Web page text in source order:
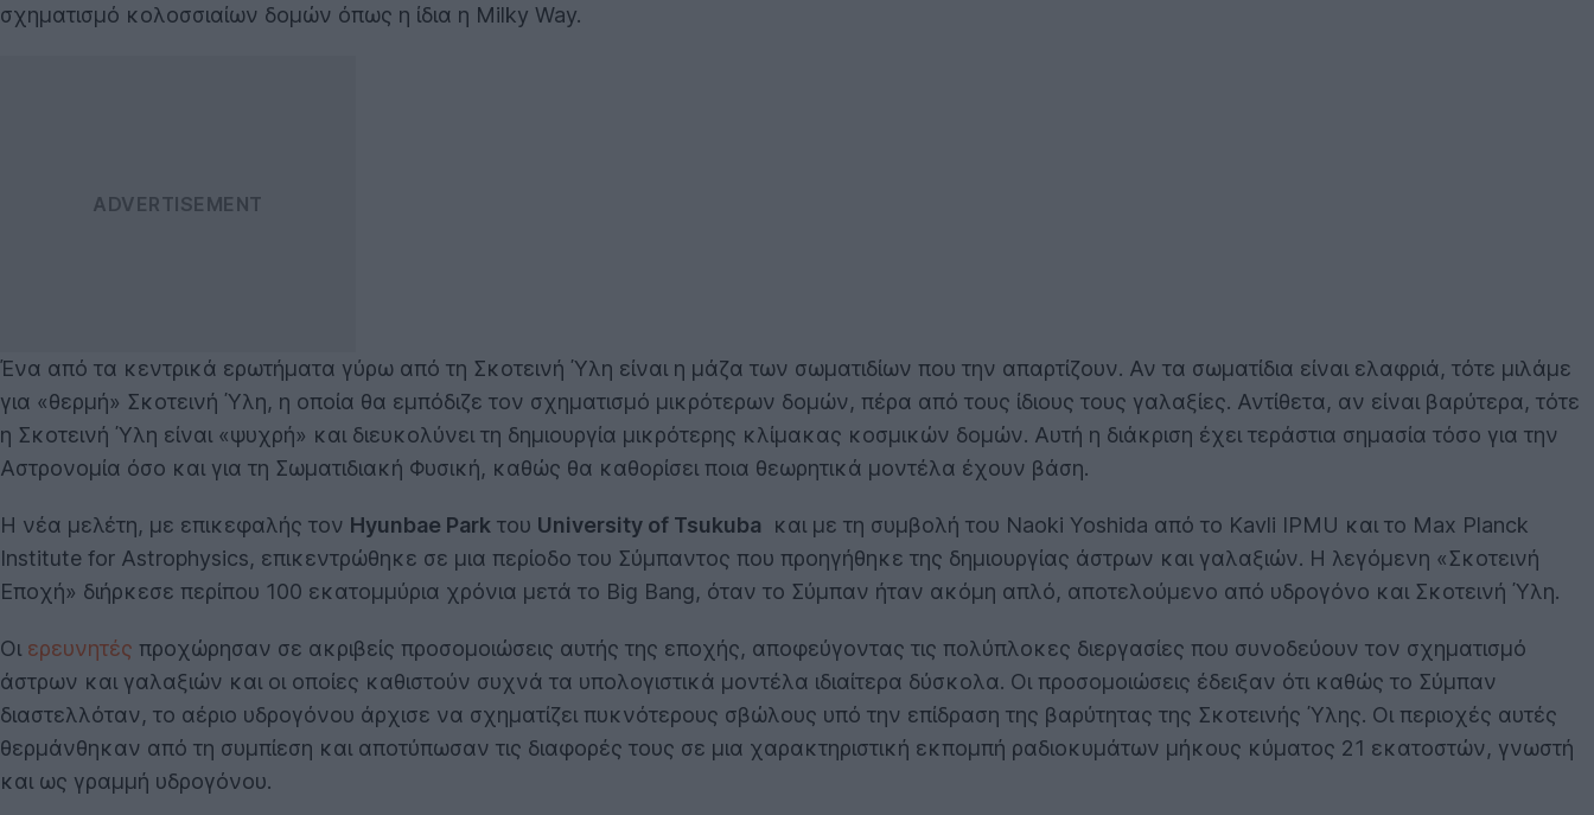
σχηματισμό κολοσσιαίων δομών όπως η ίδια η Milky Way.
Ένα από τα κεντρικά ερωτήματα γύρω από τη Σκοτεινή Ύλη είναι η μάζα των σωματιδίων που την απαρτίζουν. Αν τα σωματίδια είναι ελαφριά, τότε μιλάμε
για «θερμή» Σκοτεινή Ύλη, η οποία θα εμπόδιζε τον σχηματισμό μικρότερων δομών, πέρα από τους ίδιους τους γαλαξίες. Αντίθετα, αν είναι βαρύτερα, τότε
η Σκοτεινή Ύλη είναι «ψυχρή» και διευκολύνει τη δημιουργία μικρότερης κλίμακας κοσμικών δομών. Αυτή η διάκριση έχει τεράστια σημασία τόσο για την
Αστρονομία όσο και για τη Σωματιδιακή Φυσική, καθώς θα καθορίσει ποια θεωρητικά μοντέλα έχουν βάση.
Η νέα μελέτη, με επικεφαλής τον Hyunbae Park του University of Tsukuba και με τη συμβολή του Naoki Yoshida από το Kavli IPMU και το Max Planck
Institute for Astrophysics, επικεντρώθηκε σε μια περίοδο του Σύμπαντος που προηγήθηκε της δημιουργίας άστρων και γαλαξιών. Η λεγόμενη «Σκοτεινή
Εποχή» διήρκεσε περίπου 100 εκατομμύρια χρόνια μετά το Big Bang, όταν το Σύμπαν ήταν ακόμη απλό, αποτελούμενο από υδρογόνο και Σκοτεινή Ύλη.
Οι ερευνητές προχώρησαν σε ακριβείς προσομοιώσεις αυτής της εποχής, αποφεύγοντας τις πολύπλοκες διεργασίες που συνοδεύουν τον σχηματισμό
άστρων και γαλαξιών και οι οποίες καθιστούν συχνά τα υπολογιστικά μοντέλα ιδιαίτερα δύσκολα. Οι προσομοιώσεις έδειξαν ότι καθώς το Σύμπαν
διαστελλόταν, το αέριο υδρογόνου άρχισε να σχηματίζει πυκνότερους σβώλους υπό την επίδραση της βαρύτητας της Σκοτεινής Ύλης. Οι περιοχές αυτές
θερμάνθηκαν από τη συμπίεση και αποτύπωσαν τις διαφορές τους σε μια χαρακτηριστική εκπομπή ραδιοκυμάτων μήκους κύματος 21 εκατοστών, γνωστή
και ως γραμμή υδρογόνου.